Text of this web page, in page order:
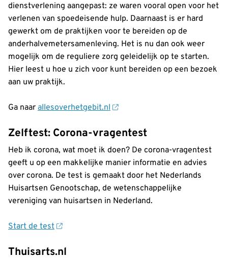
dienstverlening aangepast: ze waren vooral open voor het
verlenen van spoedeisende hulp. Daarnaast is er hard
gewerkt om de praktijken voor te bereiden op de
anderhalvemetersamenleving. Het is nu dan ook weer
mogelijk om de reguliere zorg geleidelijk op te starten.
Hier leest u hoe u zich voor kunt bereiden op een bezoek
aan uw praktijk.
Ga naar allesoverhetgebit.nl
Zelftest: Corona-vragentest
Heb ik corona, wat moet ik doen? De corona-vragentest
geeft u op een makkelijke manier informatie en advies
over corona. De test is gemaakt door het Nederlands
Huisartsen Genootschap, de wetenschappelijke
vereniging van huisartsen in Nederland.
Start de test
Thuisarts.nl